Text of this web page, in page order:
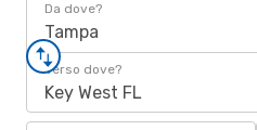
Da dove?
Tampa
Verso dove?
Key West FL